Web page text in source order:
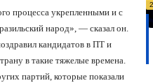
процесса укрепленными и с
народ», — сказал он.
кандидатов в ПТ и
в такие тяжелые времена.
партий, которые показали